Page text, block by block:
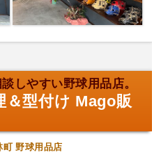
しやすい野球用品店。
＆型付け Mago販
町 野球用品店